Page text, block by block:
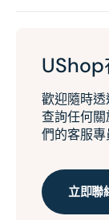
歡迎隨時
查詢任何
們的客服專
立即聯